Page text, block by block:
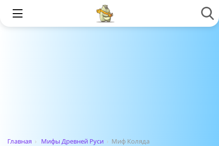
Главная › Мифы Древней Руси › Миф Коляда